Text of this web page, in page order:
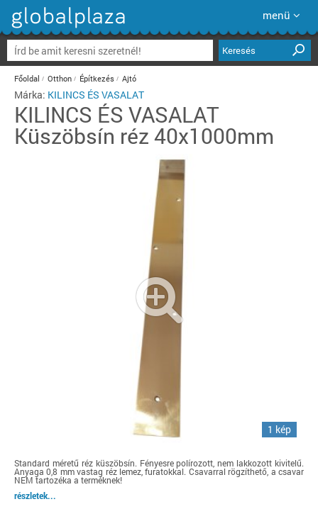
menü
Keresés
Főoldal Otthon Építkezés Ajtó
Márka: KILINCS ÉS VASALAT
KILINCS ÉS VASALAT
Küszöbsín réz 40x1000mm
1 kép
Standard méretű réz küszöbsín. Fényesre polírozott, nem lakkozott kivitelű.
Anyaga 0,8 mm vastag réz lemez, furatokkal. Csavarral rögzíthető, a csavar
NEM tartozéka a terméknek!
részletek...